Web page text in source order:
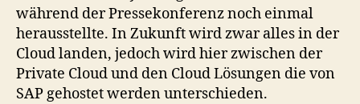
während der Pressekonferenz noch einmal
herausstellte. In Zukunft wird zwar alles in der
Cloud landen, jedoch wird hier zwischen der
Private Cloud und den Cloud Lösungen die von
SAP gehostet werden unterschieden.